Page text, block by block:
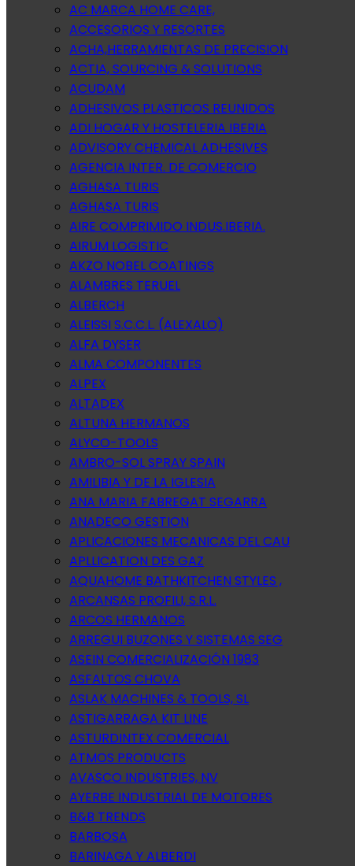
AC MARCA HOME CARE,
ACCESORIOS Y RESORTES
ACHA,HERRAMIENTAS DE PRECISION
ACTIA, SOURCING & SOLUTIONS
ACUDAM
ADHESIVOS PLASTICOS REUNIDOS
ADI HOGAR Y HOSTELERIA IBERIA
ADVISORY CHEMICAL ADHESIVES
AGENCIA INTER. DE COMERCIO
AGHASA TURIS
AGHASA TURIS
AIRE COMPRIMIDO INDUS.IBERIA.
AIRUM LOGISTIC
AKZO NOBEL COATINGS
ALAMBRES TERUEL
ALBERCH
ALEISSI S.C.C.L. (ALEXALO)
ALFA DYSER
ALMA COMPONENTES
ALPEX
ALTADEX
ALTUNA HERMANOS
ALYCO-TOOLS
AMBRO-SOL SPRAY SPAIN
AMILIBIA Y DE LA IGLESIA
ANA MARIA FABREGAT SEGARRA
ANADECO GESTION
APLICACIONES MECANICAS DEL CAU
APLLICATION DES GAZ
AQUAHOME BATHKITCHEN STYLES ,
ARCANSAS PROFILI, S.R.L.
ARCOS HERMANOS
ARREGUI BUZONES Y SISTEMAS SEG
ASEIN COMERCIALIZACIÓN 1983
ASFALTOS CHOVA
ASLAK MACHINES & TOOLS, SL
ASTIGARRAGA KIT LINE
ASTURDINTEX COMERCIAL
ATMOS PRODUCTS
AVASCO INDUSTRIES, NV
AYERBE INDUSTRIAL DE MOTORES
B&B TRENDS
BARBOSA
BARINAGA Y ALBERDI